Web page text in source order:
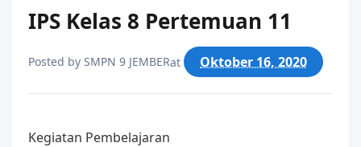
IPS Kelas 8 Pertemuan 11
Kegiatan Pembelajaran
Posted by SMPN 9 JEMBERat Oktober 16, 2020